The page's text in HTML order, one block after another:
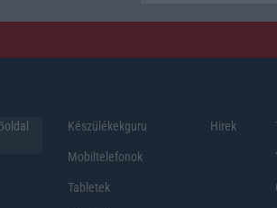
Készülékekguru
Mobiltelefonok
Tabletek
Hirek